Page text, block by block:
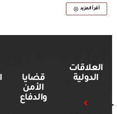
أقرأ المزيد
العلاقات
الدولية
قضايا
الأمن
والدفاع